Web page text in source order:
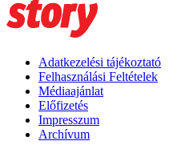
Adatkezelési tájékoztató
Felhasználási Feltételek
Médiaajánlat
Előfizetés
Impresszum
Archívum